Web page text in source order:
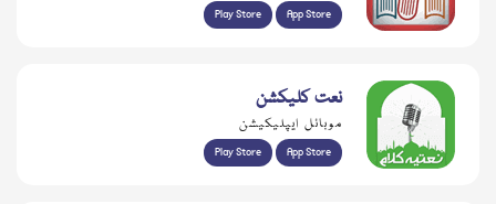
Play Store App Store
نعت کلیکشن
موبائل ایپلیکیشن
Play Store App Store